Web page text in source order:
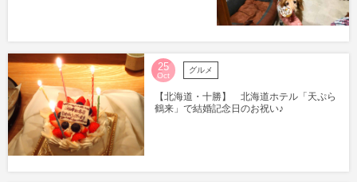
25
Oct
グルメ
【北海道・十勝】 北海道ホテル「天ぷら
鶴来」で結婚記念日のお祝い♪